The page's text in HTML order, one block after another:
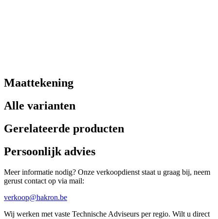
Maattekening
Alle varianten
Gerelateerde producten
Persoonlijk advies
Meer informatie nodig? Onze verkoopdienst staat u graag bij, neem
gerust contact op via mail:
verkoop@hakron.be
Wij werken met vaste Technische Adviseurs per regio. Wilt u direct